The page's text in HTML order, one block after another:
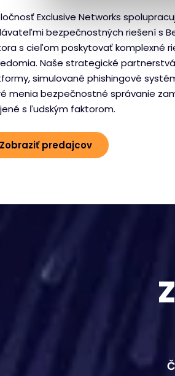
e
c
t
i
o
n
Exclusive Networks
bezpečnostných riešení s
s cieľom poskytovať komplexné
Naše strategické
simulované phishingové
menia bezpečnostné správanie
s ľudským faktorom.
Zobraziť predajcov